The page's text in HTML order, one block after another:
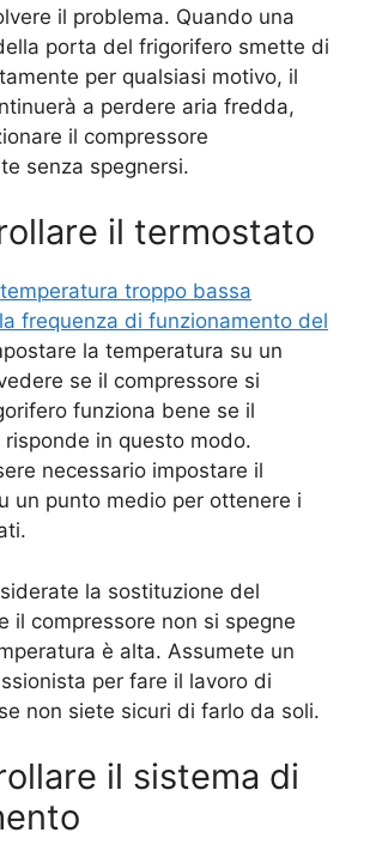
il problema. Quando una
porta del frigorifero smette di
per qualsiasi motivo, il
a perdere aria fredda,
il compressore
senza spegnersi.
il termostato
temperatura troppo bassa
frequenza di funzionamento del
la temperatura su un
se il compressore si
funziona bene se il
risponde in questo modo.
necessario impostare il
un punto medio per ottenere i
la sostituzione del
il compressore non si spegne
è alta. Assumete un
per fare il lavoro di
non siete sicuri di farlo da soli.
il sistema di